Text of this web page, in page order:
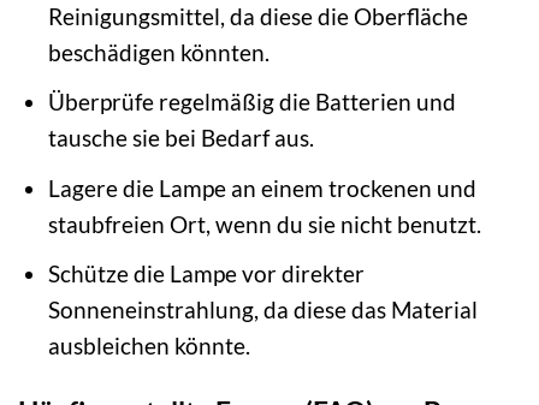
Reinigungsmittel, da diese die Oberfläche
beschädigen könnten.
Überprüfe regelmäßig die Batterien und
tausche sie bei Bedarf aus.
Lagere die Lampe an einem trockenen und
staubfreien Ort, wenn du sie nicht benutzt.
Schütze die Lampe vor direkter
Sonneneinstrahlung, da diese das Material
ausbleichen könnte.